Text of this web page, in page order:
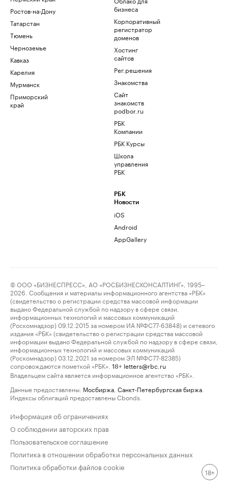
Ростов-на-Дону
Татарстан
Тюмень
Черноземье
Кавказ
Карелия
Мурманск
Приморский
край
бизнеса
Корпоративный
регистратор
доменов
Хостинг
сайтов
Рег.решения
Знакомства
Сайт
знакомств
podbor.ru
РБК
Компании
РБК Курсы
Школа
управления
РБК
РБК
Новости
iOS
Android
AppGallery
© ООО «БИЗНЕСПРЕСС», АО «РОСБИЗНЕСКОНСАЛТИНГ», 1995–
2026. Сообщения и материалы информационного агентства «РБК»
(свидетельство о регистрации средства массовой информации
выдано Федеральной службой по надзору в сфере связи,
информационных технологий и массовых коммуникаций
(Роскомнадзор) 09.12.2015 за номером ИА №ФС77-63848) и сетевого
издания «РБК» (свидетельство о регистрации средства массовой
информации выдано Федеральной службой по надзору в сфере связи,
информационных технологий и массовых коммуникаций
(Роскомнадзор) 03.12.2021 за номером ЭЛ №ФС77-82385)
сопровождаются пометкой «РБК».
18+ letters@rbc.ru
Владельцем сайта является информационное агентство «РБК».
Данные предоставлены: Мосбиржа Санкт-Петербургская биржа
Индексы облигаций предоставлены Cbonds.
Информация об ограничениях
О соблюдении авторских прав
Пользовательское соглашение
Политика в отношении обработки персональных данных
Политика обработки файлов cookie
18+